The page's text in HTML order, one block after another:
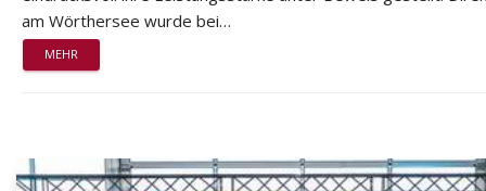
am Wörthersee wurde bei…
MEHR